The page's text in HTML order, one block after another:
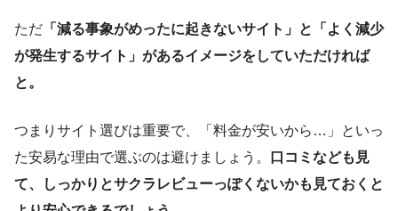
ただ 「減る事象がめったに起きないサイト」と「よく減少
が発生するサイト」があるイメージをしていただければ
と。
つまりサイト選びは重要で、「料金が安いから…」といっ
た安易な理由で選ぶのは避けましょう。
口コミなども見
て、しっかりとサクラレビューっぽくないかも見ておくと